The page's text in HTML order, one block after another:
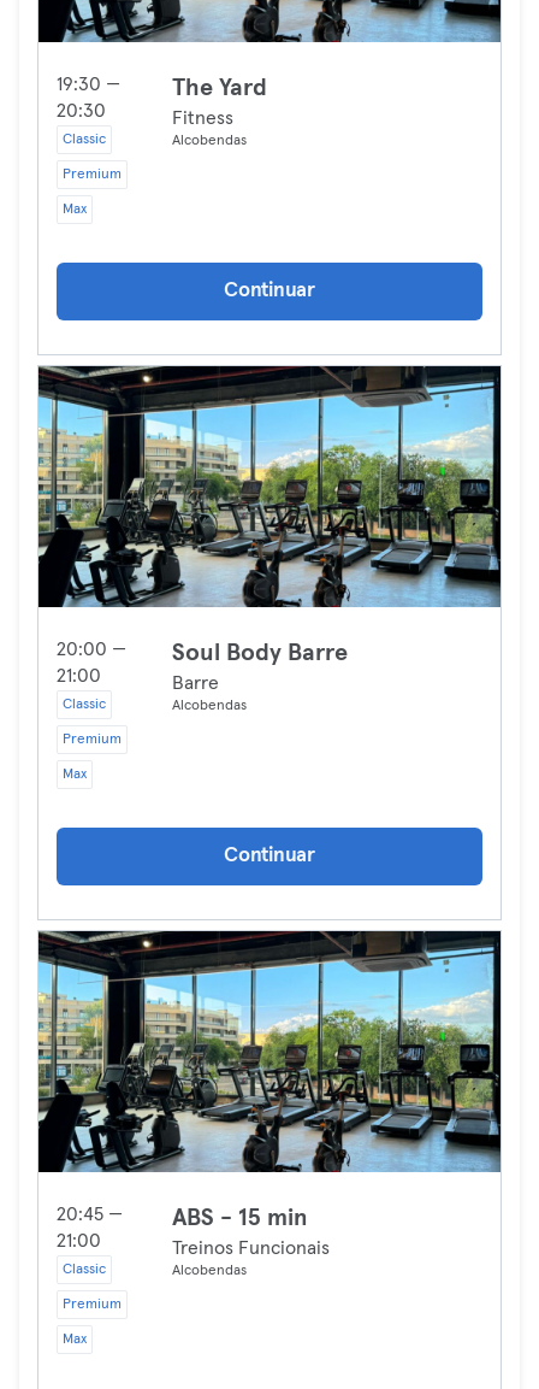
19:30 —
20:30
Classic
Premium
Max
The Yard
Fitness
Alcobendas
Continuar
20:00 —
21:00
Classic
Premium
Max
Soul Body Barre
Barre
Alcobendas
Continuar
20:45 —
21:00
Classic
Premium
Max
ABS - 15 min
Treinos Funcionais
Alcobendas